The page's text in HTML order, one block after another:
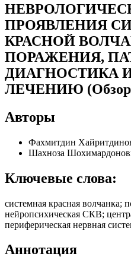
ПРОЯВЛЕНИЯ
КРАСНОЙ
ПОРАЖЕНИЯ,
ДИАГНОСТИКА
ЛЕЧЕНИЮ (Обзор
Авторы
Фахмитдин
Шахноза
Ключевые слова:
системная красная волчанка;
нейропсихическая СКВ;
периферическая нервная
Аннотация